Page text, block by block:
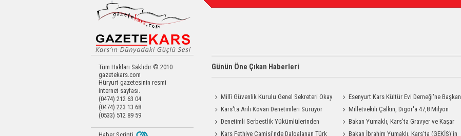
Tüm Hakları Saklıdır © 2010
gazetekars.com
Hüryurt gazetesinin resmi
internet sayfası.
(0474) 212 63 04
(0474) 223 13 68
(0533) 512 89 59
Günün Öne Çıkan Haberleri
Millî Güvenlik Kurulu Genel Sekreteri Okay
Memiş, Kars'ta
Esenyurt Kars Kültür Evi Derneği'ne Başkan
Vekili Can Aksoy'dan ziyaret
Kars'ta Arılı Kovan Denetimleri Sürüyor
Milletvekili Çalkın, Digor'a 47,8 Milyon
Liralık Sağlık Yatırımı Başlıyor
Denetimli Serbestlik Yükümlülerinden
Okula Temizlik Desteği
Bakan Yumaklı, Kars'ta Gravyer ve Kaşar
Üretim Tesisini Ziyaret Etti
Kars Fethiye Camisi'nde Dalgalanan Türk Bakan İbrahim Yumaklı, Kars'ta (GEKİS)'in